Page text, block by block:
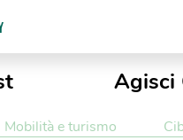
Agisci
Mobilità e turismo